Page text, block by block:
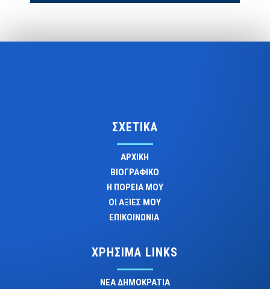
ΣΧΕΤΙΚΑ
ΑΡΧΙΚΗ
ΒΙΟΓΡΑΦΙΚΟ
Η ΠΟΡΕΙΑ ΜΟΥ
ΟΙ ΑΞΙΕΣ ΜΟΥ
ΕΠΙΚΟΙΝΩΝΙΑ
ΧΡΗΣΙΜΑ LINKS
ΝΕΑ ΔΗΜΟΚΡΑΤΙΑ